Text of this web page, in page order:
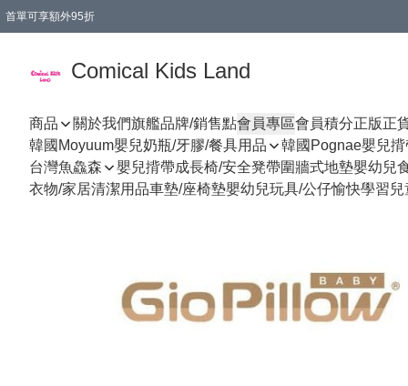
首單可享額外95折
Comical Kids Land
商品 關於我們旗艦品牌/銷售點會員專區會員積分正版正
韓國Moyuum嬰兒奶瓶/牙膠/餐具用品
韓國Pognae嬰兒揹
台灣魚鱻森
嬰兒揹帶成長椅/安全凳帶圍牆式地墊嬰幼兒
衣物/家居清潔用品車墊/座椅墊嬰幼兒玩具/公仔愉快學習